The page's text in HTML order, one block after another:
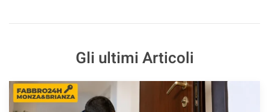
Gli ultimi Articoli